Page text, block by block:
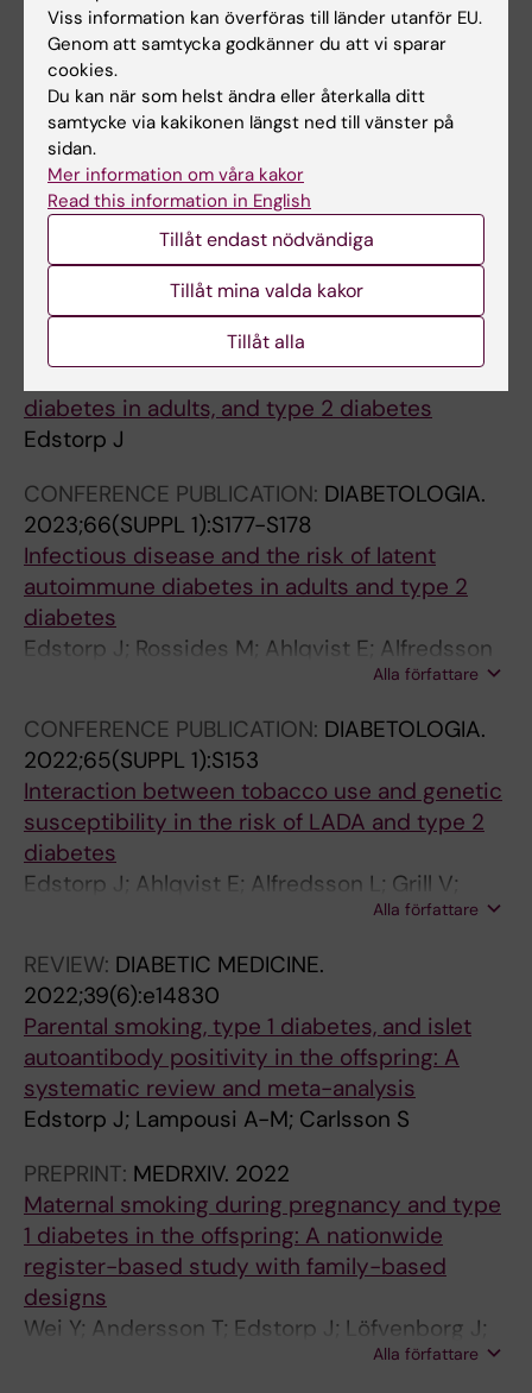
CONFERENCE PUBLICATION:DIABETOLOGIA.
2024;67:S151-S152
Alcohol consumption, genetic susceptibility
to diabetes, and risk of LADA and type 2
diabetes: findings from a Swedish case-
control study and the Norwegian HUNT study
Lampousi A-M; Ahlqvist E; Alfredsson L;
Askling J; Edstorp J; Di Giuseppe D; Grill V;
Lofvenborg JE; Padyukov L; Sorgjerd EP;
Tuomi T; Asvold BO; Carlsson S
Alla författare
DOCTORAL THESIS:2024
Infections, antibiotics, tobacco, genetic
factors and risk of lada : latent autoimmune
diabetes in adults, and type 2 diabetes
Edstorp J
CONFERENCE PUBLICATION: DIABETOLOGIA.
2023;66(SUPPL 1):S177-S178
Infectious disease and the risk of latent
autoimmune diabetes in adults and type 2
diabetes
Edstorp J; Rossides M; Ahlqvist E; Alfredsson
Alla författare
CONFERENCE PUBLICATION: DIABETOLOGIA.
2022;65(SUPPL 1):S153
Interaction between tobacco use and genetic
susceptibility in the risk of LADA and type 2
diabetes
Edstorp J; Ahlqvist E; Alfredsson L; Grill V;
Rasouli B; Sorgjerd EP; Tuomi T; Asvold B;
Alla författare
REVIEW: DIABETIC MEDICINE.
2022;39(6):e14830
Parental smoking, type 1 diabetes, and islet
autoantibody positivity in the offspring: A
systematic review and meta-analysis
Edstorp J; Lampousi A-M; Carlsson S
PREPRINT: MEDRXIV. 2022
Maternal smoking during pregnancy and type
1 diabetes in the offspring: A nationwide
register-based study with family-based
designs
Wei Y; Andersson T; Edstorp J; Löfvenborg J;
Talbäck M; Feychting M; Carlsson SAlla författare
Viss information kan överföras till länder utanför EU.
Genom att samtycka godkänner du att vi sparar
cookies.
Du kan när som helst ändra eller återkalla ditt
samtycke via kakikonen längst ned till vänster på
sidan.
Mer information om våra kakor
Read this information in English
Tillåt endast nödvändiga
Tillåt mina valda kakor
Tillåt alla